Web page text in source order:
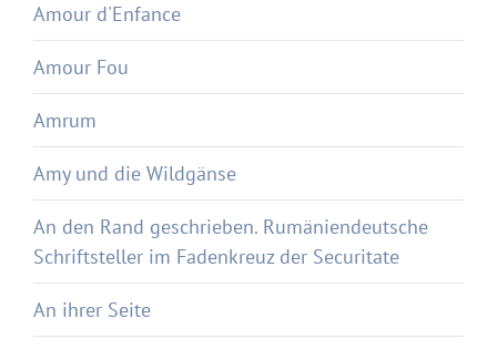
Amour d'Enfance
Amour Fou
Amrum
Amy und die Wildgänse
An den Rand geschrieben. Rumäniendeutsche
Schriftsteller im Fadenkreuz der Securitate
An ihrer Seite